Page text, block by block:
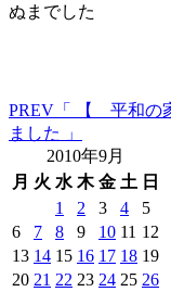
ぬまでした
PREV 「 【 平和
ました 」
2010年9月
月 火 水 木 金 土 日
1
2 3 4
5
6
7 8 9 10 11 12
13 14 15 16 17 18 19
20 21 22 23 24 25 26